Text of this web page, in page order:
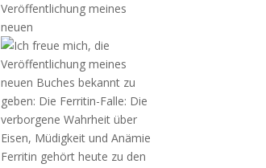
Veröffentlichung meines
neuen